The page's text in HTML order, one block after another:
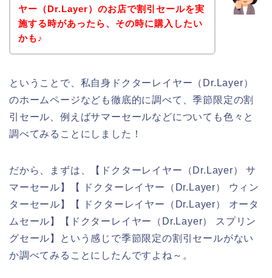
ヤー（Dr.Layer）のお店で割引セールを実
施する時があったら、その時に購入したい
かも♪
ということで、私自身ドクターレイヤー（Dr.Layer）
のホームページなども徹底的に調べて、季節限定の割
引セール、例えばサマーセールなどについても色々と
調べてみることにしました！
だから、まずは、【ドクターレイヤー（Dr.Layer） サ
マーセール】【 ドクターレイヤー（Dr.Layer） ウィン
ターセール】【 ドクターレイヤー（Dr.Layer） オータ
ムセール】【ドクターレイヤー（Dr.Layer） スプリン
グセール】という感じで季節限定の割引セールがない
か調べてみることにしたんですよね～。